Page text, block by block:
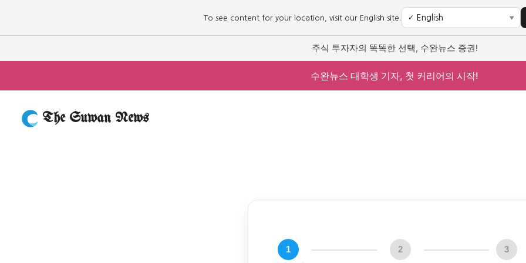
To see content for your location, visit our English site. ✓ ▼
주식 투자자의 똑똑한 선택, 수완뉴스 증권!
수완뉴스 대학생 기자, 첫 커리어의 시작!
The Suwan News
1 2 3